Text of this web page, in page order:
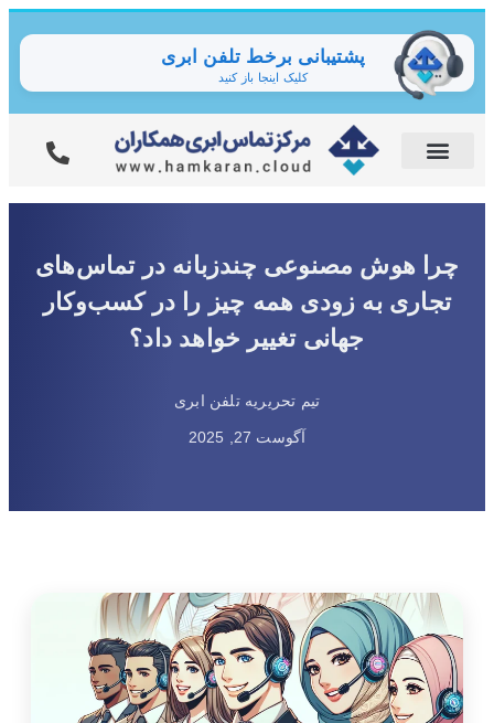
پشتیبانی برخط تلفن ابری
کلیک اینجا باز کنید
چرا هوش مصنوعی چندزبانه در تماس‌های
تجاری به زودی همه چیز را در کسب‌وکار
جهانی تغییر خواهد داد؟
تیم تحریریه تلفن ابری
آگوست 27, 2025